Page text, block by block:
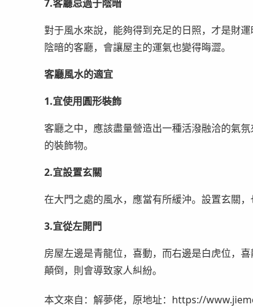
7.客廳忌過于陰暗
對于風水來說，能夠得到充足的日照，才是財
陰暗的客廳，會讓屋主的運氣也變得晦澀。
客廳風水的適宜
1.宜使用圓形裝飾
客廳之中，應該盡量營造出一種活潑融洽的氣
的裝飾物。
2.宜設置玄關
在大門之處的風水，應當有所緩沖。設置玄關
3.宜從左開門
房屋左邊是青龍位，喜動，而右邊是白虎位，
顛倒，則會導致家人糾紛。
本文來自：解夢佬，原地址：https://